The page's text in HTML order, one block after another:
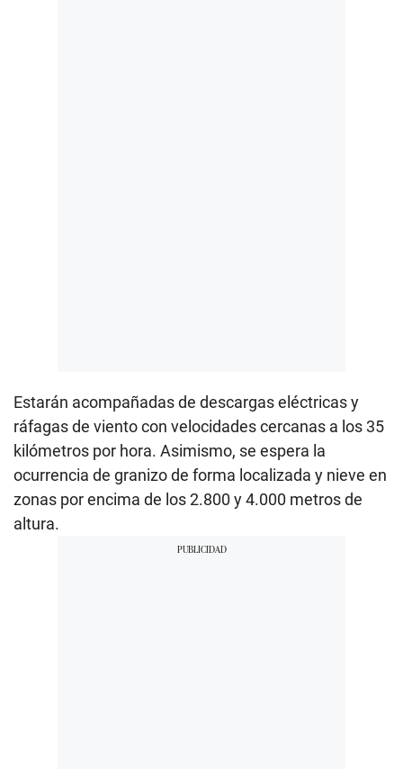
Estarán acompañadas de descargas eléctricas y
ráfagas de viento con velocidades cercanas a los 35
kilómetros por hora. Asimismo, se espera la
ocurrencia de granizo de forma localizada y nieve en
zonas por encima de los 2.800 y 4.000 metros de
altura.